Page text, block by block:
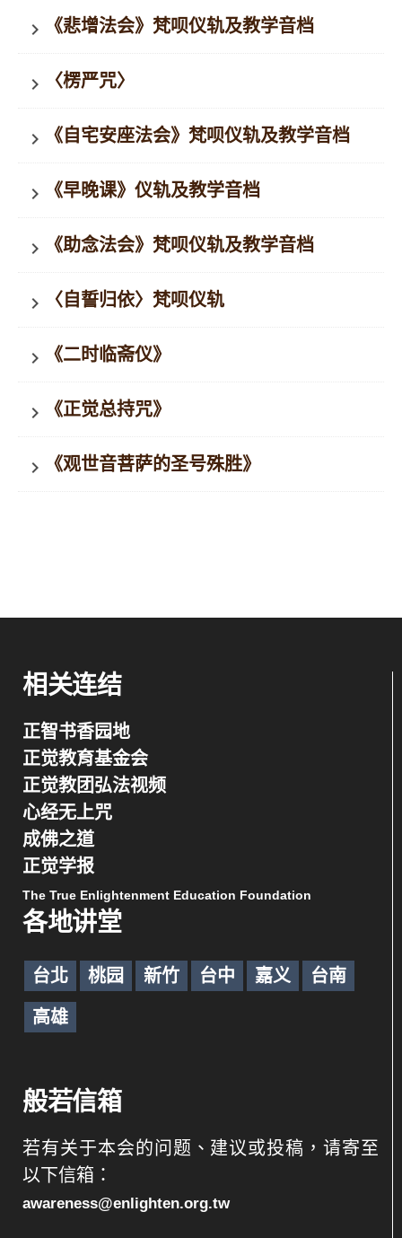
keyboard_arrow_right 《悲增法会》梵呗仪轨及教学音档
keyboard_arrow_right 〈楞严咒〉
keyboard_arrow_right 《自宅安座法会》梵呗仪轨及教学音档
keyboard_arrow_right 《早晚课》仪轨及教学音档
keyboard_arrow_right 《助念法会》梵呗仪轨及教学音档
keyboard_arrow_right 〈自誓归依〉梵呗仪轨
keyboard_arrow_right 《二时临斋仪》
keyboard_arrow_right 《正觉总持咒》
keyboard_arrow_right 《观世音菩萨的圣号殊胜》
相关连结
正智书香园地
正觉教育基金会
正觉教团弘法视频
心经无上咒
成佛之道
正觉学报
The True Enlightenment Education Foundation
各地讲堂
台北 桃园 新竹 台中 嘉义 台南
高雄
般若信箱
若有关于本会的问题、建议或投稿，请寄至
以下信箱：
awareness@enlighten.org.tw